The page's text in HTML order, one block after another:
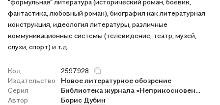
"формульная" литература (исторический роман, боевик,
фантастика, любовный роман), биография как литературная
конструкция, идеология литературы, различные
коммуникационные системы (телевидение, театр, музей,
слухи, спорт) и т.д.
Код
2597928
Издательство
Новое литературное обозрение
Серия
Библиотека журнала «Неприкосновенный запас»
Автор
Борис Дубин